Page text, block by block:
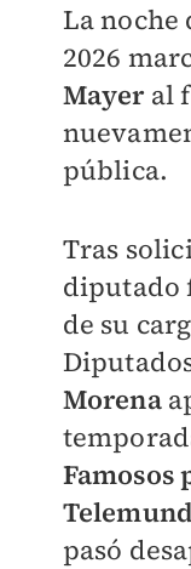
La noche
2026
Mayer al
pública.
Tras
diputado
de su
Morena
Famosos
pasó